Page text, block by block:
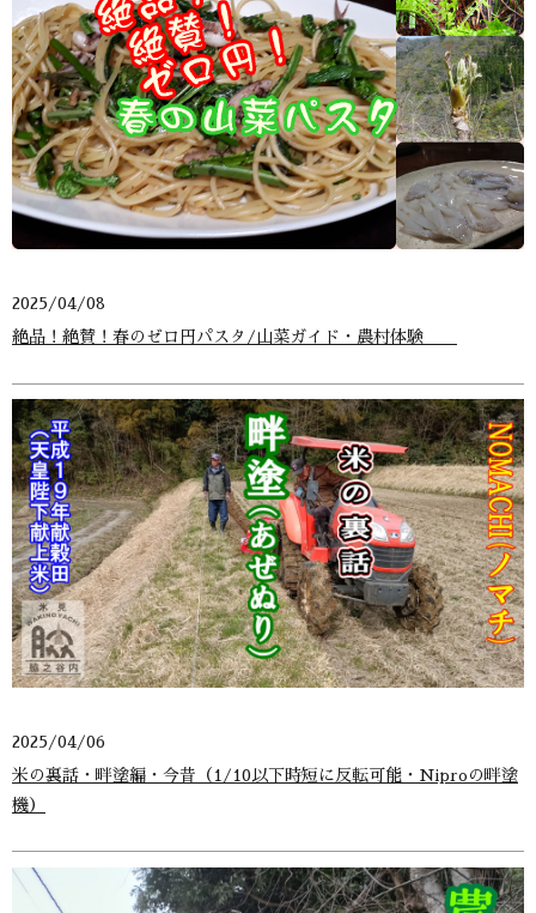
2025/04/08
絶品！絶賛！春のゼロ円パスタ/山菜ガイド・農村体験
2025/04/06
米の裏話・畔塗編・今昔（1/10以下時短に反転可能・Niproの畔塗
機）